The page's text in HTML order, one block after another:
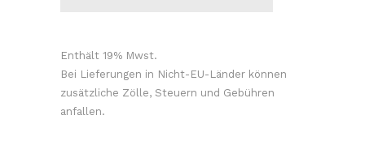
Enthält 19% Mwst.
Bei Lieferungen in Nicht-EU-Länder können
zusätzliche Zölle, Steuern und Gebühren
anfallen.